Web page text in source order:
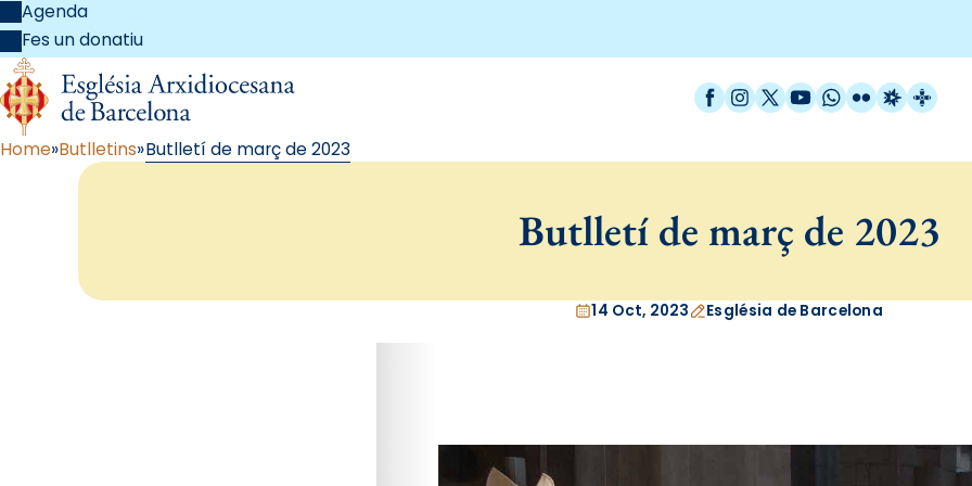
Agenda
Fes un donatiu
Facebook
Instagram
X / Twitter
YouTube
WhatsApp
FlickrRadio
Home Butlletins Butlletí de març de 2023
Butlletí de març de 2023
14 Oct, 2023 Església de Barcelona